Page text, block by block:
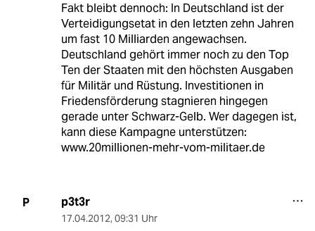
Fakt bleibt dennoch: In Deutschland ist der
Verteidigungsetat in den letzten zehn Jahren
um fast 10 Milliarden angewachsen.
Deutschland gehört immer noch zu den Top
Ten der Staaten mit den höchsten Ausgaben
für Militär und Rüstung. Investitionen in
Friedensförderung stagnieren hingegen
gerade unter Schwarz-Gelb. Wer dagegen ist,
kann diese Kampagne unterstützen:
www.20millionen-mehr-vom-militaer.de
P p3t3r
17.04.2012, 09:31 Uhr